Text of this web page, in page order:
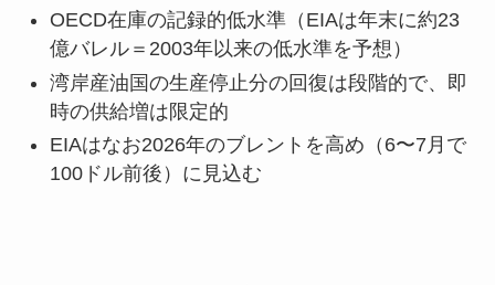
OECD在庫の記録的低水準（EIAは年末に約23
億バレル＝2003年以来の低水準を予想）
湾岸産油国の生産停止分の回復は段階的で、即
時の供給増は限定的
EIAはなお2026年のブレントを高め（6〜7月で
100ドル前後）に見込む